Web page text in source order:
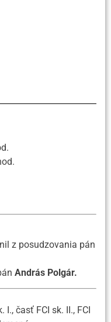
z posudzovania pán
András Polgár.
časť FCI sk. II., FCI